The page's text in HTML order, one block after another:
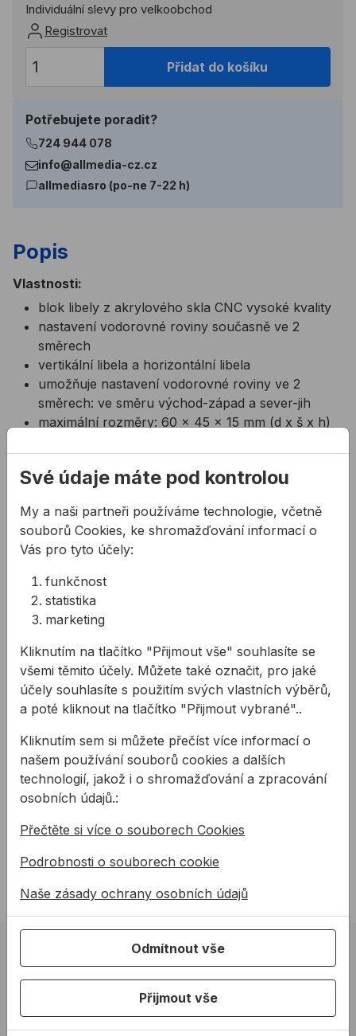
Individuální slevy pro velkoobchod
Registrovat
Přidat do košíku
Potřebujete poradit?
724 944 078
info@allmedia-cz.cz
allmediasro (po-ne 7-22 h)
Popis
Vlastnosti:
blok libely z akrylového skla CNC vysoké kvality
nastavení vodorovné roviny současně ve 2
směrech
vertikální libela a horizontální libela
umožňuje nastavení vodorovné roviny ve 2
směrech: ve směru východ-západ a sever-jih
maximální rozměry: 60 x 45 x 15 mm (d x š x h)
Související produkty
Vodováha STABILA 70 T Torpedo
Vodováha STABILA 70 T
Torpedo
Vodováha s 1 vertikální a 1
horizontální libelou. Délky:
22cm (magnetická) a 25cm
(klasická)
od 416,41 Kč
416,41Kč s DPH
Na skladě
Vodováha STABILA 81 SV
Vodováha STABILA 81
SV REM Torpedo
U ocelových konstrukcí
potřebujete mít často obě
ruce volné, abyste s nimi
1 777,88Kč s DPH
Na skladě
allmedia@allmedia.sk
allmediasro (po-ne 7-22 h)
Své údaje máte pod kontrolou
My a naši partneři používáme technologie, včetně
souborů Cookies, ke shromažďování informací o
Vás pro tyto účely:
funkčnost
statistika
marketing
Kliknutím na tlačítko "Přijmout vše" souhlasíte se
všemi těmito účely. Můžete také označit, pro jaké
účely souhlasíte s použitím svých vlastních výběrů,
a poté kliknout na tlačítko "Přijmout vybrané"..
Kliknutím sem si můžete přečíst více informací o
našem používání souborů cookies a dalších
technologií, jakož i o shromažďování a zpracování
osobních údajů.:
Přečtěte si více o souborech Cookies
Podrobnosti o souborech cookie
Naše zásady ochrany osobních údajů
Odmítnout vše
Přijmout vše